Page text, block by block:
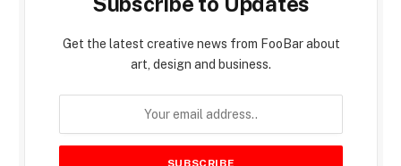
Get the latest creative news from FooBar about
art, design and business.